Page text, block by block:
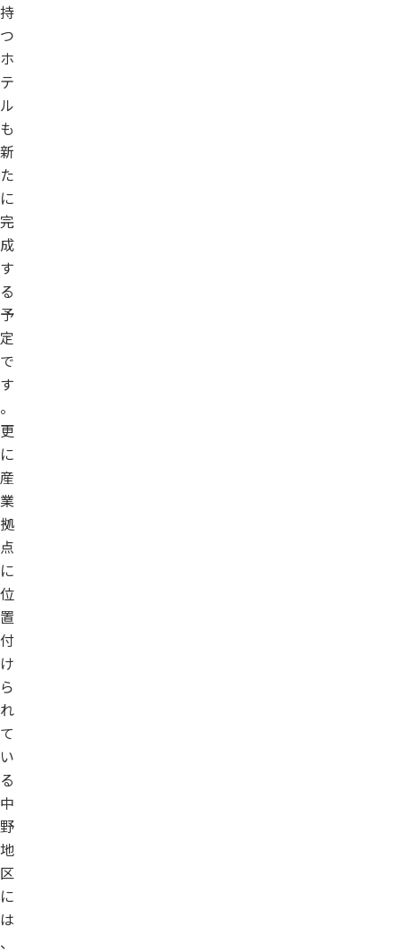
持
つ
ホ
テ
ル
も
新
た
に
完
成
す
る
予
定
で
す
。
更
に
産
業
拠
点
に
位
置
付
け
ら
れ
て
い
る
中
野
地
区
に
は
、